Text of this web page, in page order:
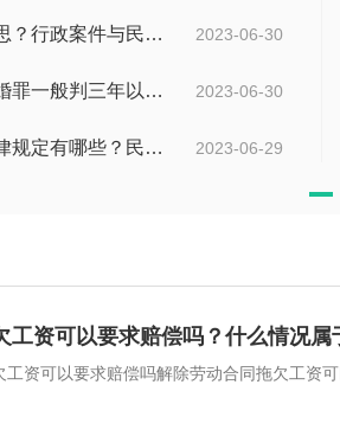
2023-06-30
民事诉讼什么意思？行政案件与民事案件区别在哪？_世界通讯
2023-06-30
老婆出轨破坏军婚罪一般判三年以下有期徒刑吗？
2023-06-29
民事诉讼条件法律规定有哪些？民事起诉的流程的是怎样的？
工资可以要求赔偿吗？什么情况属
资可以要求赔偿吗解除劳动合同拖欠工资可